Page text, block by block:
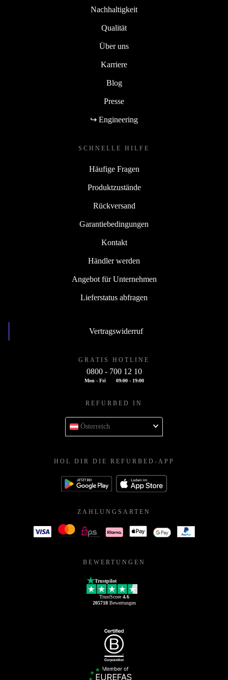
Nachhaltigkeit
Qualität
Über uns
Karriere
Blog
Presse
↪ Engineering
SCHNELLE HILFE
Häufige Fragen
Produktzustände
Rückversand
Garantiebedingungen
Kontakt
Händler werden
Angebot für Unternehmen
Lieferstatus abfragen
Vertragswiderruf
GRATIS HOTLINE
0800 - 700 12 10
Mon - Fri 09:00 - 19:00
REFURBED IN
Österreich
HOL DIR DIE REFURBED-APP
ZAHLUNGSARTEN
BEWERTUNGEN
Trustpilot
TrustScore 4.6
205718Bewertungen